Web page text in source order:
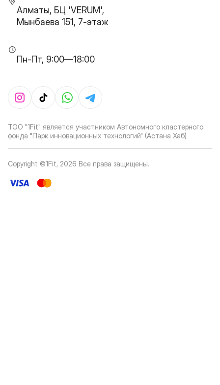
Алматы, БЦ 'VERUM',
Мынбаева 151, 7-этаж
Пн-Пт, 9:00—18:00
ТОО "1Fit" является участником Автономного кластерного
фонда "Парк инновационных технологий" (Астана Хаб)
Copyright ©1Fit, 2026 Все права защищены.